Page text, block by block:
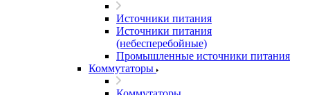
Источники питания
Источники питания
(небесперебойные)
Промышленные источники питания
Коммутаторы